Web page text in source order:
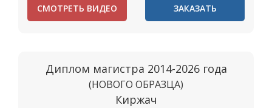
СМОТРЕТЬ ВИДЕО ЗАКАЗАТЬ
Диплом магистра 2014-2026 года
(НОВОГО ОБРАЗЦА)
Киржач